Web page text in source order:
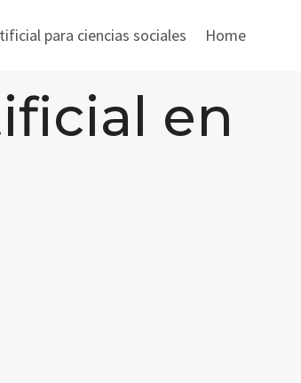
para ciencias sociales Home
en